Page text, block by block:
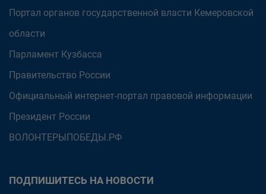
Портал органов государственной власти Кемеровской
области
Парламент Кузбасса
Правительство России
Официальный интернет-портал правовой информации
Президент России
ВОЛОНТЕРЫПОБЕДЫ.РФ
ПОДПИШИТЕСЬ НА НОВОСТИ